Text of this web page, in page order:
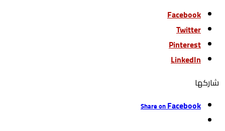
Facebook
Twitter
Pinterest
LinkedIn
‫‫ شاركها‬
Share onFacebook